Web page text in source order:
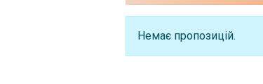
Немає пропозицій.